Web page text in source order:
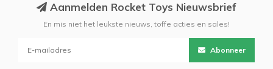
Aanmelden Rocket Toys Nieuwsbrief
En mis niet het leukste nieuws, toffe acties en sales!
Abonneer